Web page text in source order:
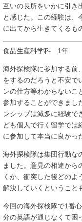
互いの長所をいかに引き
と感じた。この経験は、
に出てから生きてくるも
食品生産科学科 1年
海外探検隊に参加する前
をするのだろうと不安で
ンの仕方等わからないこ
参加することができまし
ンシップは滅多に経験で
ども個人で行く留学では
に参加して本当に良かっ
海外探検隊は集団行動な
ました。意見の相違から
くか、衝突した後どのよ
解決していくということ
今回の海外探検隊で1番
分の英語が通じなくて困